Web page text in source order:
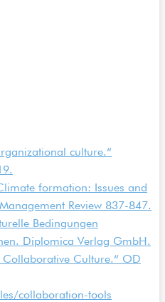
culture.“
formation: Issues and
Review 837-847.
Bedingungen
Diplomica Verlag GmbH.
Culture.“ OD
collaboration-tools